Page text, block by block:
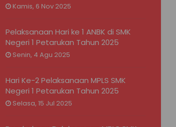
Kamis, 6 Nov 2025
Pelaksanaan Hari ke 1 ANBK di SMK
Negeri 1 Petarukan Tahun 2025
Senin, 4 Agu 2025
Hari Ke-2 Pelaksanaan MPLS SMK
Negeri 1 Petarukan Tahun 2025
Selasa, 15 Jul 2025